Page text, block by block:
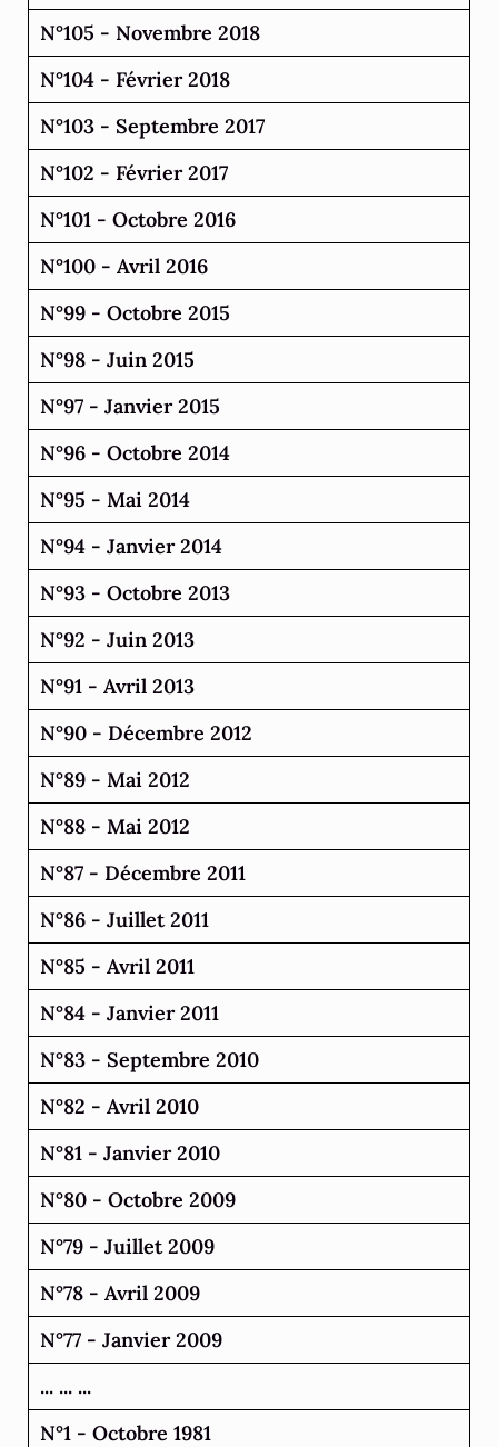
N°105 - Novembre 2018
N°104 - Février 2018
N°103 - Septembre 2017
N°102 - Février 2017
N°101 - Octobre 2016
N°100 - Avril 2016
N°99 - Octobre 2015
N°98 - Juin 2015
N°97 - Janvier 2015
N°96 - Octobre 2014
N°95 - Mai 2014
N°94 - Janvier 2014
N°93 - Octobre 2013
N°92 - Juin 2013
N°91 - Avril 2013
N°90 - Décembre 2012
N°89 - Mai 2012
N°88 - Mai 2012
N°87 - Décembre 2011
N°86 - Juillet 2011
N°85 - Avril 2011
N°84 - Janvier 2011
N°83 - Septembre 2010
N°82 - Avril 2010
N°81 - Janvier 2010
N°80 - Octobre 2009
N°79 - Juillet 2009
N°78 - Avril 2009
N°77 - Janvier 2009
... ... ...
N°1 - Octobre 1981